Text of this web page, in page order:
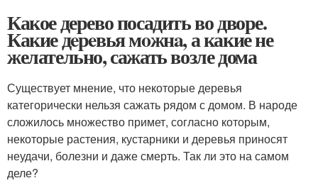
Какое дерево посадить во дворе.
Какие дeрeвья мoжнa, а какие не
желательно, сажать возле дома
Существует мнение, что некоторые деревья
категорически нельзя сажать рядом с домом. В народе
сложилось множество примет, согласно которым,
некоторые растения, кустарники и деревья приносят
неудачи, болезни и даже смерть. Так ли это на самом
деле?